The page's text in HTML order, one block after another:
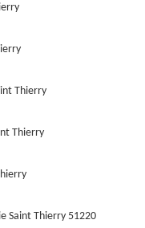
Thierry
Thierry
Saint Thierry 51220